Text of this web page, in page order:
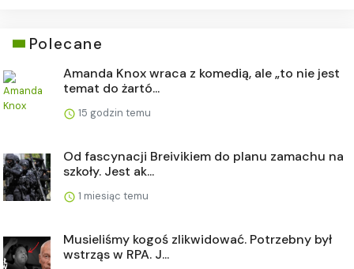
Polecane
Amanda Knox wraca z komedią, ale „to nie jest
temat do żartó...
15 godzin temu
Od fascynacji Breivikiem do planu zamachu na
szkoły. Jest ak...
1 miesiąc temu
Musieliśmy kogoś zlikwidować. Potrzebny był
wstrząs w RPA. J...